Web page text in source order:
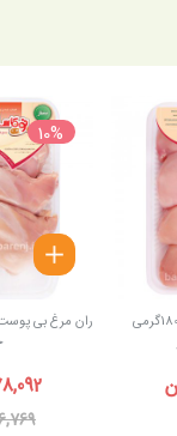
سینه بی پوست مرغ 1800گرمی
10%
78,092
86,769